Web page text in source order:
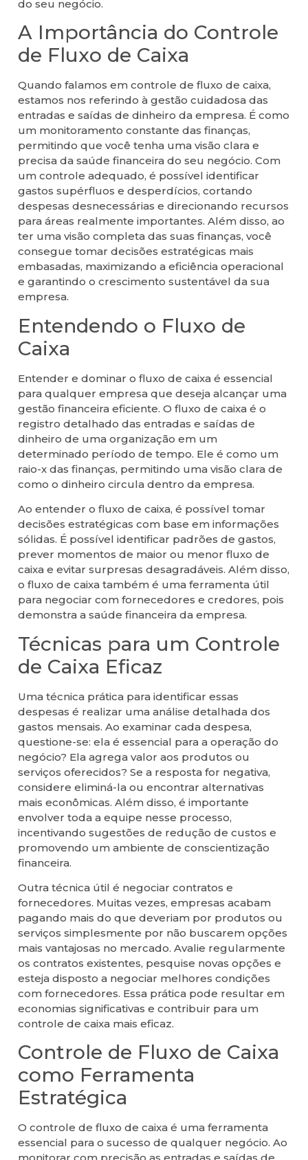
do seu negócio.
A Importância do Controle
de Fluxo de Caixa
Quando falamos em controle de fluxo de caixa,
estamos nos referindo à gestão cuidadosa das
entradas e saídas de dinheiro da empresa. É como
um monitoramento constante das finanças,
permitindo que você tenha uma visão clara e
precisa da saúde financeira do seu negócio. Com
um controle adequado, é possível identificar
gastos supérfluos e desperdícios, cortando
despesas desnecessárias e direcionando recursos
para áreas realmente importantes. Além disso, ao
ter uma visão completa das suas finanças, você
consegue tomar decisões estratégicas mais
embasadas, maximizando a eficiência operacional
e garantindo o crescimento sustentável da sua
empresa.
Entendendo o Fluxo de
Caixa
Entender e dominar o fluxo de caixa é essencial
para qualquer empresa que deseja alcançar uma
gestão financeira eficiente. O fluxo de caixa é o
registro detalhado das entradas e saídas de
dinheiro de uma organização em um
determinado período de tempo. Ele é como um
raio-x das finanças, permitindo uma visão clara de
como o dinheiro circula dentro da empresa.
Ao entender o fluxo de caixa, é possível tomar
decisões estratégicas com base em informações
sólidas. É possível identificar padrões de gastos,
prever momentos de maior ou menor fluxo de
caixa e evitar surpresas desagradáveis. Além disso,
o fluxo de caixa também é uma ferramenta útil
para negociar com fornecedores e credores, pois
demonstra a saúde financeira da empresa.
Técnicas para um Controle
de Caixa Eficaz
Uma técnica prática para identificar essas
despesas é realizar uma análise detalhada dos
gastos mensais. Ao examinar cada despesa,
questione-se: ela é essencial para a operação do
negócio? Ela agrega valor aos produtos ou
serviços oferecidos? Se a resposta for negativa,
considere eliminá-la ou encontrar alternativas
mais econômicas. Além disso, é importante
envolver toda a equipe nesse processo,
incentivando sugestões de redução de custos e
promovendo um ambiente de conscientização
financeira.
Outra técnica útil é negociar contratos e
fornecedores. Muitas vezes, empresas acabam
pagando mais do que deveriam por produtos ou
serviços simplesmente por não buscarem opções
mais vantajosas no mercado. Avalie regularmente
os contratos existentes, pesquise novas opções e
esteja disposto a negociar melhores condições
com fornecedores. Essa prática pode resultar em
economias significativas e contribuir para um
controle de caixa mais eficaz.
Controle de Fluxo de Caixa
como Ferramenta
Estratégica
O controle de fluxo de caixa é uma ferramenta
essencial para o sucesso de qualquer negócio. Ao